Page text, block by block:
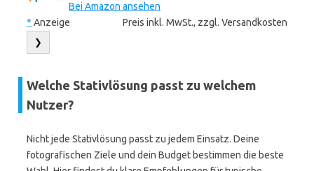
Bei Amazon ansehen
* Anzeige Preis inkl. MwSt., zzgl. Versandkosten
❯
Welche Stativlösung passt zu welchem
Nutzer?
Nicht jede Stativlösung passt zu jedem Einsatz. Deine
fotografischen Ziele und dein Budget bestimmen die beste